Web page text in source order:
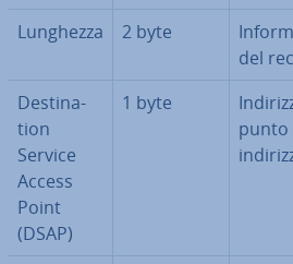
Lunghezza
2 byte
del
De­sti­na­
tion
Service
Access
Point
(DSAP)
1 byte
punto